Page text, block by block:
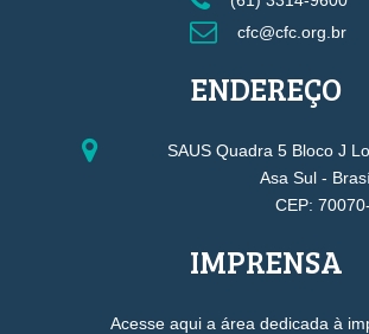
cfc@cfc.org.br
ENDEREÇO
SAUS Quadra 5 Bloco J
Asa Sul -
CEP:
IMPRENSA
Acesse aqui a área dedicada à